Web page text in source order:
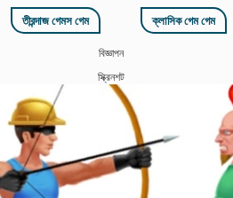
তীরন্দাজ গেমস গেম ক্লাসিক গেম গেম
বিজ্ঞাপন
স্ক্রিনশট